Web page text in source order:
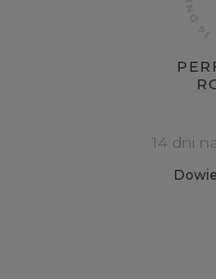
14 dni